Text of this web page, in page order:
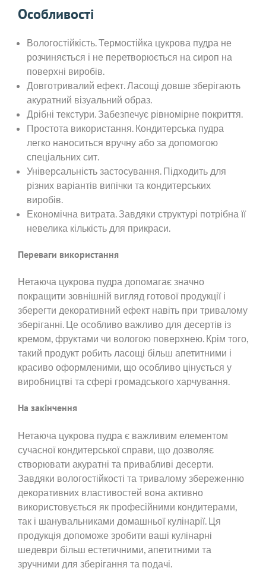
Особливості
Вологостійкість. Термостійка цукрова пудра не
розчиняється і не перетворюється на сироп на
поверхні виробів.
Довготривалий ефект. Ласощі довше зберігають
акуратний візуальний образ.
Дрібні текстури. Забезпечує рівномірне покриття.
Простота використання. Кондитерська пудра
легко наноситься вручну або за допомогою
спеціальних сит.
Універсальність застосування. Підходить для
різних варіантів випічки та кондитерських
виробів.
Економічна витрата. Завдяки структурі потрібна її
невелика кількість для прикраси.
Переваги використання
Нетаюча цукрова пудра допомагає значно
покращити зовнішній вигляд готової продукції і
зберегти декоративний ефект навіть при тривалому
зберіганні. Це особливо важливо для десертів із
кремом, фруктами чи вологою поверхнею. Крім того,
такий продукт робить ласощі більш апетитними і
красиво оформленими, що особливо цінується у
виробництві та сфері громадського харчування.
На закінчення
Нетаюча цукрова пудра є важливим елементом
сучасної кондитерської справи, що дозволяє
створювати акуратні та привабливі десерти.
Завдяки вологостійкості та тривалому збереженню
декоративних властивостей вона активно
використовується як професійними кондитерами,
так і шанувальниками домашньої кулінарії. Ця
продукція допоможе зробити ваші кулінарні
шедеври більш естетичними, апетитними та
зручними для зберігання та подачі.